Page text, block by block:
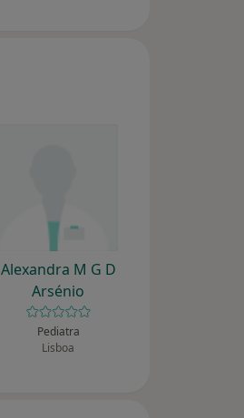
Alexandra M G D
Arsénio
Pediatra
Lisboa